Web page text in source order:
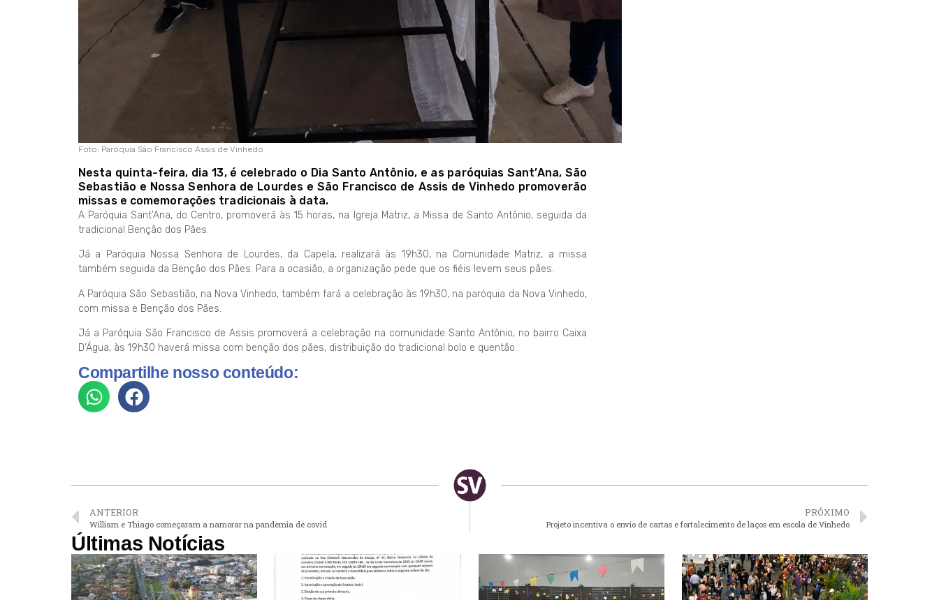
Foto: Paróquia São Francisco Assis de Vinhedo
Nesta quinta-feira, dia 13, é celebrado o Dia Santo Antônio, e as paróquias Sant’Ana, São
Sebastião e Nossa Senhora de Lourdes e São Francisco de Assis de Vinhedo promoverão
missas e comemorações tradicionais à data.
A Paróquia Sant’Ana, do Centro, promoverá às 15 horas, na Igreja Matriz, a Missa de Santo Antônio, seguida da
tradicional Benção dos Pães.
Já a Paróquia Nossa Senhora de Lourdes, da Capela, realizará às 19h30, na Comunidade Matriz, a missa
também seguida da Benção dos Pães. Para a ocasião, a organização pede que os fiéis levem seus pães.
A Paróquia São Sebastião, na Nova Vinhedo, também fará a celebração às 19h30, na paróquia da Nova Vinhedo,
com missa e Benção dos Pães.
Já a Paróquia São Francisco de Assis promoverá a celebração na comunidade Santo Antônio, no bairro Caixa
D’Água, às 19h30 haverá missa com benção dos pães, distribuição do tradicional bolo e quentão.
Compartilhe nosso conteúdo:
ANTERIOR
William e Thiago começaram a namorar na pandemia de covid
PRÓXIMO
Projeto incentiva o envio de cartas e fortalecimento de laços em escola de Vinhedo
Últimas Notícias